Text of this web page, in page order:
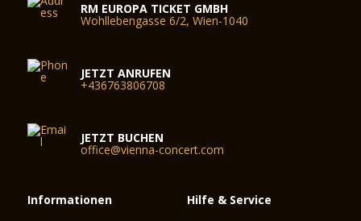
RM EUROPA TICKET GMBH
Wohllebengasse 6/2, Wien-1040
JETZT ANRUFEN
+436763806708
JETZT BUCHEN
office@vienna-concert.com
Informationen Hilfe & Service